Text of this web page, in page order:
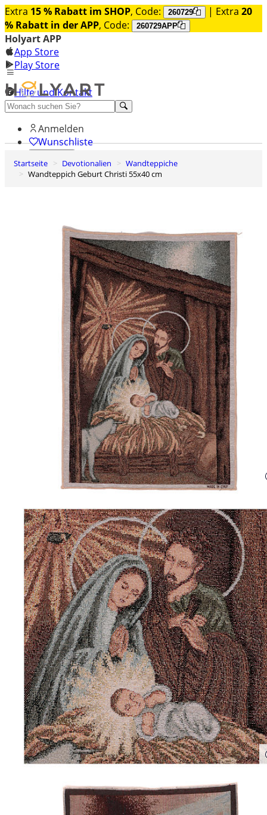
Extra 15 % Rabatt im SHOP, Code: 260729 | Extra 20
% Rabatt in der APP, Code: 260729APP
Holyart APP
App Store
Play Store
Hilfe und Kontakt
Entdecken Sie Premium
Anmelden
Wunschliste
0
Warenkorb
Startseite Devotionalien
Wandteppiche
Wandteppich Geburt Christi 55x40 cm